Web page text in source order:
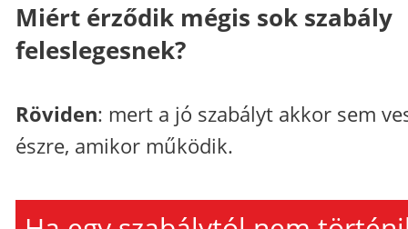
Miért érződik mégis sok szabály
feleslegesnek?
Röviden: mert a jó szabályt akkor sem
észre, amikor működik.